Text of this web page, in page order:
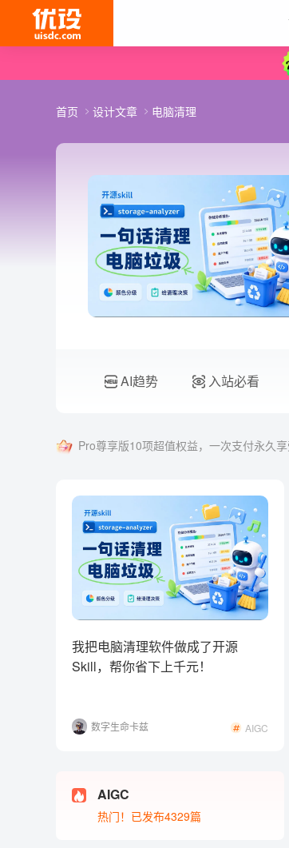
首页 设计文章 电脑清理
AI趋势 入站必看
Pro尊享版10项超值权益，一次支付永久享
我把电脑清理软件做成了开源
Skill，帮你省下上千元！
数字生命卡兹
AIGC
AIGC
热门！已发布4329篇